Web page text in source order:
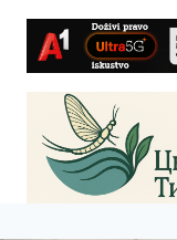
Skip
content